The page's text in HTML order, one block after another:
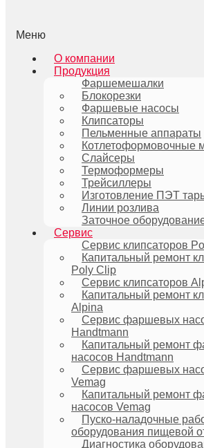
Меню
О компании
Продукция
Фаршемешалки
Блокорезки
Фаршевые насосы
Клипсаторы
Пельменные аппараты
Котлетоформовочные
Слайсеры
Термоформеры
Трейсиллеры
Изготовление ПЭТ
Линии розлива
Заточное
Сервис
Сервис клипсаторов
Капитальный ремонт
Poly Clip
Сервис клипсаторов
Капитальный ремонт
Alpina
Сервис фаршевых
Handtmann
Капитальный ремонт
насосов Handtmann
Сервис фаршевых
Vemag
Капитальный ремонт
насосов Vemag
Пуско-наладочные
оборудования пищевой
Диагностика